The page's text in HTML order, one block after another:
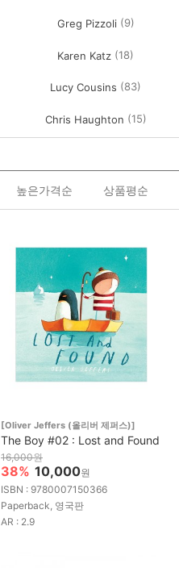
Greg Pizzoli (9)
Karen Katz (18)
Lucy Cousins (83)
Chris Haughton (15)
높은가격순 상품평순
[Oliver Jeffers (올리버 제퍼스)]
The Boy #02 : Lost and Found
16,000원
38% 10,000원
ISBN : 9780007150366
Paperback, 영국판
AR : 2.9